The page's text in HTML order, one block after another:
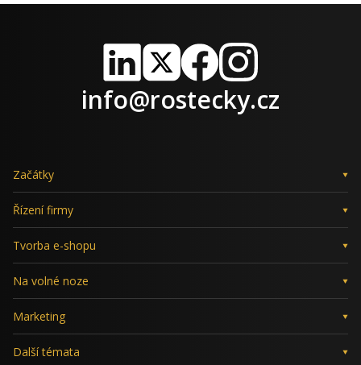
LinkedIn
X FacebookInstagram
info@rostecky.cz
Začátky
Řízení firmy
Tvorba e-shopu
Na volné noze
Marketing
Další témata